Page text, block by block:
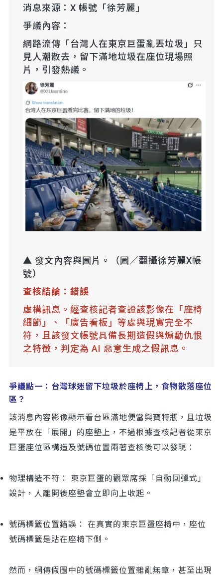
消息來源：X 帳號「徐芳麗」
爭議內容：
網路流傳「台灣人在東京巨蛋亂丟垃圾」只
見人潮散去，留下滿地垃圾在座位現場照
片，引發熱議。
▲ 發文內容與圖片。（圖／翻攝徐芳麗X帳
號）
查核結論：錯誤
虛構訊息。經查核記者查證該影像在「座椅
細節」、「廣告看板」等處與現實完全不
符，且該發文帳號具備長期造假與煽動仇恨
之特徵，判定為 AI 惡意生成之假訊息。
爭議點一：台灣球迷留下垃圾於座椅上，食物散落座位
區？
該消息內容影像顯示看台區滿地便當與寶特瓶，且垃圾
是平放在「展開」的座墊上，不過根據查核記者從東京
巨蛋座位區構造及號碼位置兩著查核後可以發現：
物理構造不符： 東京巨蛋的觀眾席採「自動回彈式」
設計，人離開後座墊會立即向上收起。
號碼標籤位置錯誤： 在真實的東京巨蛋座椅中，座位
號碼標籤是貼在座椅下側。
然而，網傳假圖中的號碼標籤位置雜亂無章，甚至出現